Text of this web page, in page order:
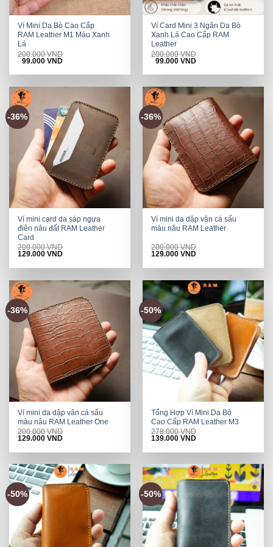
Ví Mini Da Bò Cao Cấp
RAM Leather M1 Màu Xanh
Lá
200.000VND
Original
was:
99.000VNDCurrent
is:
Ví Card Mini 3 Ngăn Da Bò
Xanh Lá Cao Cấp RAM
Leather
200.000VND
Original
was:
99.000VNDCurrent
is:
-36%
Ví mini card da sáp ngựa
điên nâu đất RAM Leather
Card
200.000VND
Original
was:
129.000VNDCurrent
is:
-36%
Ví mini da dập vân cá sấu
màu nâu RAM Leather
200.000VND
Original
was:
129.000VNDCurrent
is:
-36%
Ví mini da dập vân cá sấu
màu nâu RAM Leather One
200.000VND
Original
was:
129.000VNDCurrent
is:
-50%
Tổng Hợp Ví Mini Da Bò
Cao Cấp RAM Leather M3
278.000VND
Original
was:
139.000VNDCurrent
is:
-50% -50%